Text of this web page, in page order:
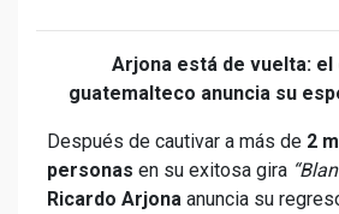
Arjona está de vuelta:
guatemalteco anuncia su
Después de cautivar a más de 2
personas en su exitosa gira
Ricardo Arjona anuncia su